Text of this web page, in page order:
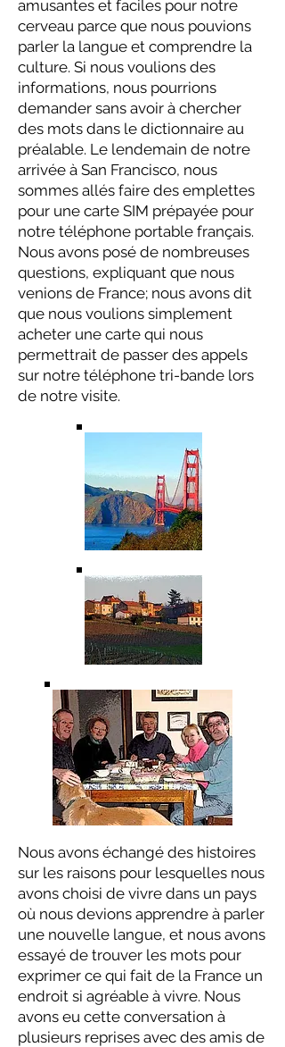
amusantes et faciles pour notre
cerveau parce que nous pouvions
parler la langue et comprendre la
culture. Si nous voulions des
informations, nous pourrions
demander sans avoir à chercher
des mots dans le dictionnaire au
préalable. Le lendemain de notre
arrivée à San Francisco, nous
sommes allés faire des emplettes
pour une carte SIM prépayée pour
notre téléphone portable français.
Nous avons posé de nombreuses
questions, expliquant que nous
venions de France; nous avons dit
que nous voulions simplement
acheter une carte qui nous
permettrait de passer des appels
sur notre téléphone tri-bande lors
de notre visite.
Nous avons échangé des histoires
sur les raisons pour lesquelles nous
avons choisi de vivre dans un pays
où nous devions apprendre à parler
une nouvelle langue, et nous avons
essayé de trouver les mots pour
exprimer ce qui fait de la France un
endroit si agréable à vivre. Nous
avons eu cette conversation à
plusieurs reprises avec des amis de